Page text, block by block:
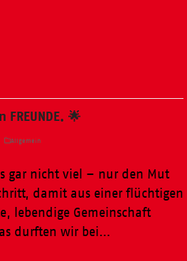
FREUNDE. 🌟
Allgemein
gar nicht viel – nur den Mut
damit aus einer flüchtigen
lebendige Gemeinschaft
durften wir bei…